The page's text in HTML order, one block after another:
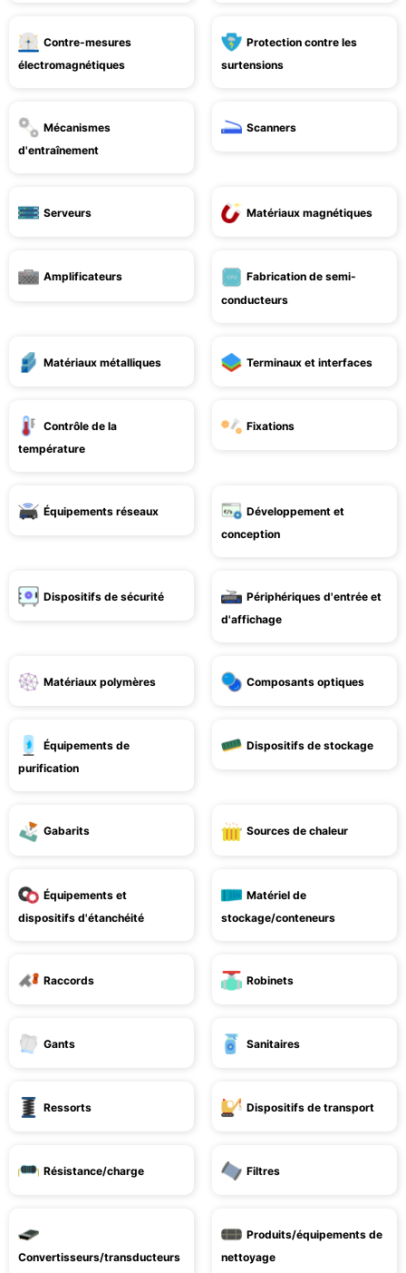
Contre-mesures
électromagnétiques
Protection contre les
surtensions
Mécanismes
d'entraînement
Scanners
Serveurs Matériaux magnétiques
Amplificateurs
Fabrication de semi-
conducteurs
Matériaux métalliques Terminaux et interfaces
Contrôle de la
température
Fixations
Équipements réseaux
Développement et
conception
Dispositifs de sécurité
Périphériques d'entrée et
d'affichage
Matériaux polymères Composants optiques
Équipements de
purification
Dispositifs de stockage
Gabarits Sources de chaleur
Équipements et
dispositifs d'étanchéité
Matériel de
stockage/conteneurs
Raccords Robinets
Gants Sanitaires
Ressorts Dispositifs de transport
Résistance/charge Filtres
Convertisseurs/transducteurs
Produits/équipements de
nettoyage